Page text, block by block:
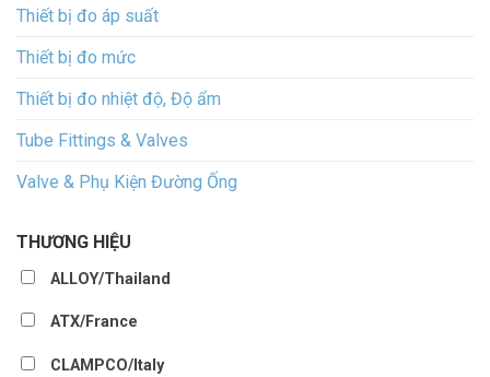
Thiết bị đo áp suất
Thiết bị đo mức
Thiết bị đo nhiệt độ, Độ ẩm
Tube Fittings & Valves
Valve & Phụ Kiện Đường Ống
THƯƠNG HIỆU
ALLOY/Thailand
ATX/France
CLAMPCO/Italy